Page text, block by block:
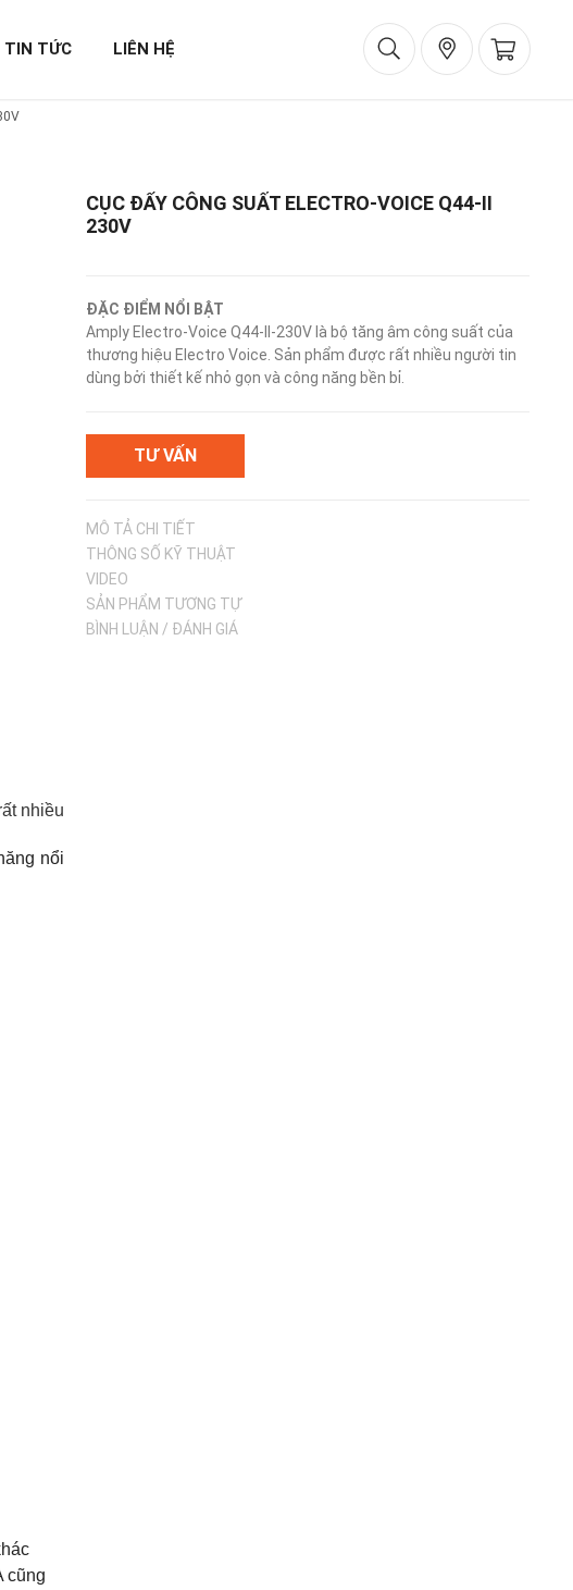
TIN TỨC LIÊN HỆ
nhiều
nổi
cũng
CỤC ĐẨY CÔNG SUẤT ELECTRO-VOICE Q44-II
230V
ĐẶC ĐIỂM NỔI BẬT
Amply Electro-Voice Q44-II-230V là bộ tăng âm công suất của
thương hiệu Electro Voice. Sản phẩm được rất nhiều người tin
dùng bởi thiết kế nhỏ gọn và công năng bền bỉ.
TƯ VẤN
MÔ TẢ CHI TIẾT
THÔNG SỐ KỸ THUẬT
VIDEO
SẢN PHẨM TƯƠNG TỰ
BÌNH LUẬN / ĐÁNH GIÁ